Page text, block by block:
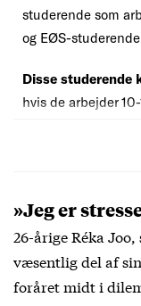
studerende som
og EØS-studerende
Disse studerende
hvis de arbejder
»Jeg er
26-årige Réka
væsentlig del af
foråret midt i